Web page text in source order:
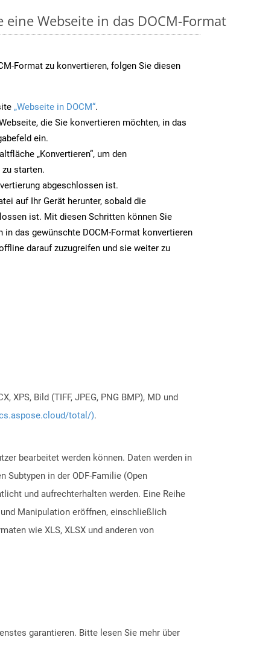
eine Webseite in das DOCM-Format
Format zu konvertieren, folgen Sie diesen
„Webseite in DOCM“.
die Sie konvertieren möchten, in das
ein.
„Konvertieren“, um den
starten.
abgeschlossen ist.
auf Ihr Gerät herunter, sobald die
ist. Mit diesen Schritten können Sie
in das gewünschte DOCM-Format konvertieren
darauf zuzugreifen und sie weiter zu
Bild (TIFF, JPEG, PNG BMP), MD und
total/).
bearbeitet werden können. Daten werden in
Subtypen in der ODF-Familie (Open
und aufrechterhalten werden. Eine Reihe
Manipulation eröffnen, einschließlich
wie XLS, XLSX und anderen von
garantieren. Bitte lesen Sie mehr über